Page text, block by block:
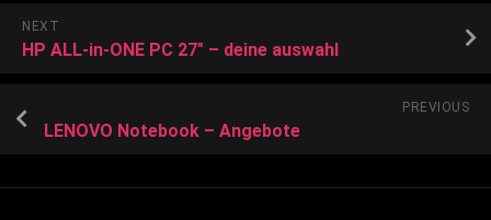
NEXT
HP ALL-in-ONE PC 27″ – deine auswahl
PREVIOUS
LENOVO Notebook – Angebote